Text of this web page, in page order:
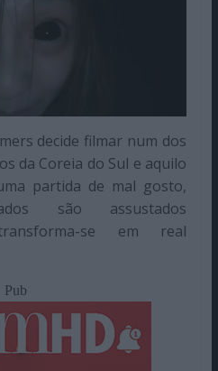
decide filmar num dos
da Coreia do Sul e aquilo
partida de mal gosto,
são assustados
se em real
Pub